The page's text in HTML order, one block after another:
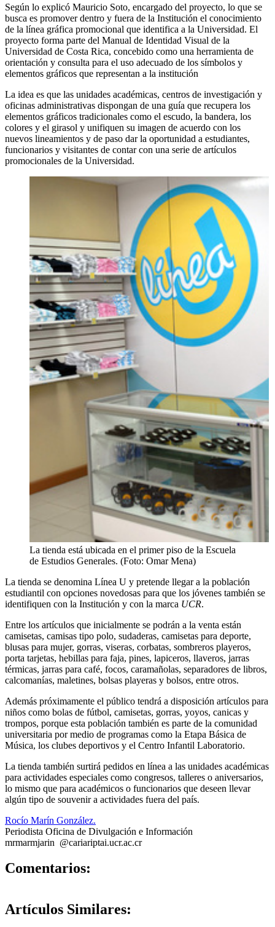
Según lo explicó Mauricio Soto, encargado del proyecto, lo que se
busca es promover dentro y fuera de la Institución el conocimiento
de la línea gráfica promocional que identifica a la Universidad. El
proyecto forma parte del Manual de Identidad Visual de la
Universidad de Costa Rica, concebido como una herramienta de
orientación y consulta para el uso adecuado de los símbolos y
elementos gráficos que representan a la institución
La idea es que las unidades académicas, centros de investigación y
oficinas administrativas dispongan de una guía que recupera los
elementos gráficos tradicionales como el escudo, la bandera, los
colores y el girasol y unifiquen su imagen de acuerdo con los
nuevos lineamientos y de paso dar la oportunidad a estudiantes,
funcionarios y visitantes de contar con una serie de artículos
promocionales de la Universidad.
La tienda está ubicada en el primer piso de la Escuela
de Estudios Generales. (Foto: Omar Mena)
La tienda se denomina Línea U y pretende llegar a la población
estudiantil con opciones novedosas para que los jóvenes también se
identifiquen con la Institución y con la marca UCR.
Entre los artículos que inicialmente se podrán a la venta están
camisetas, camisas tipo polo, sudaderas, camisetas para deporte,
blusas para mujer, gorras, viseras, corbatas, sombreros playeros,
porta tarjetas, hebillas para faja, pines, lapiceros, llaveros, jarras
térmicas, jarras para café, focos, caramañolas, separadores de libros,
calcomanías, maletines, bolsas playeras y bolsos, entre otros.
Además próximamente el público tendrá a disposición artículos para
niños como bolas de fútbol, camisetas, gorras, yoyos, canicas y
trompos, porque esta población también es parte de la comunidad
universitaria por medio de programas como la Etapa Básica de
Música, los clubes deportivos y el Centro Infantil Laboratorio.
La tienda también surtirá pedidos en línea a las unidades académicas
para actividades especiales como congresos, talleres o aniversarios,
lo mismo que para académicos o funcionarios que deseen llevar
algún tipo de souvenir a actividades fuera del país.
Rocío Marín González.
Periodista Oficina de Divulgación e Información
mrmarmjarin @cariariptai.ucr.ac.cr
Comentarios:
Artículos Similares: